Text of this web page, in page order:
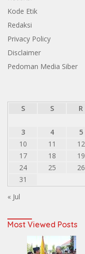
Kode Etik
Redaksi
Privacy Policy
Disclaimer
Pedoman Media Siber
S
S R
3
4 5
10
11 12
17
18 19
24
25 26
31
« Jul
Most Viewed Posts